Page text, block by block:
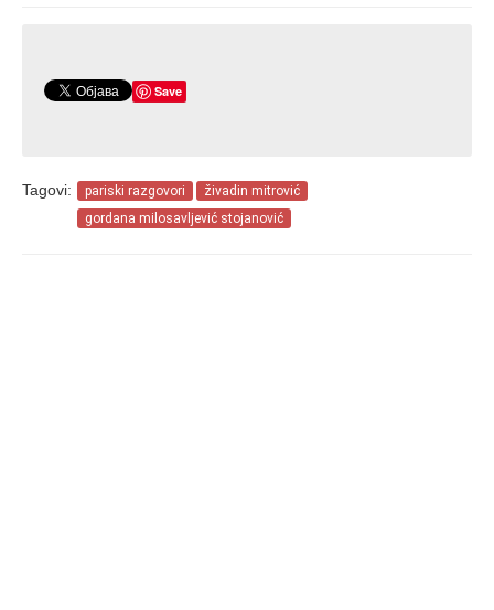
Save
Tagovi: pariski razgovori
živadin mitrović
gordana milosavljević stojanović